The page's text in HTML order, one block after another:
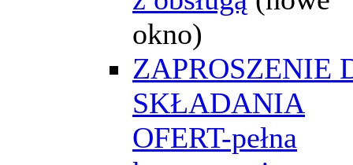
okno)
ZAPROSZENIE
SKŁADANIA
OFERT-pełna